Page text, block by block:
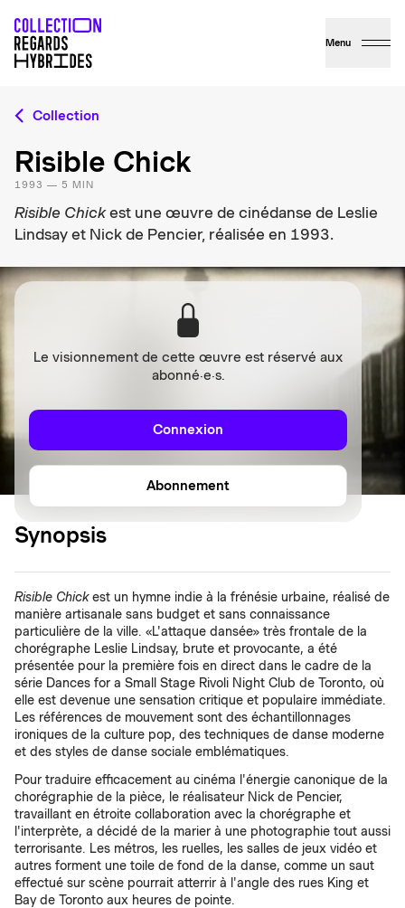
Menu
Collection
Risible Chick
1993 — 5 MIN
Risible Chickest une œuvre de cinédanse de Leslie
Lindsay et Nick de Pencier, réalisée en 1993.
Le visionnement de cette œuvre est réservé aux
abonné·e·s.
Connexion
Abonnement
Synopsis
Risible Chickest un hymne indie à la frénésie urbaine, réalisé de
manière artisanale sans budget et sans connaissance
particulière de la ville. «L'attaque dansée» très frontale de la
chorégraphe Leslie Lindsay, brute et provocante, a été
présentée pour la première fois en direct dans le cadre de la
série Dances for a Small Stage Rivoli Night Club de Toronto, où
elle est devenue une sensation critique et populaire immédiate.
Les références de mouvement sont des échantillonnages
ironiques de la culture pop, des techniques de danse moderne
et des styles de danse sociale emblématiques.
Pour traduire efficacement au cinéma l'énergie canonique de la
chorégraphie de la pièce, le réalisateur Nick de Pencier,
travaillant en étroite collaboration avec la chorégraphe et
l'interprète, a décidé de la marier à une photographie tout aussi
terrorisante. Les métros, les ruelles, les salles de jeux vidéo et
autres forment une toile de fond de la danse, comme un saut
effectué sur scène pourrait atterrir à l'angle des rues King et
Bay de Toronto aux heures de pointe.